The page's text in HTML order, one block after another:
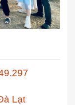
Lạt